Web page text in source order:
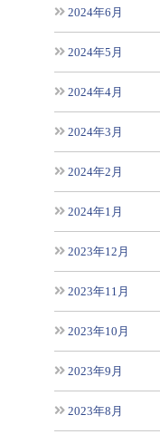
2024年6月
2024年5月
2024年4月
2024年3月
2024年2月
2024年1月
2023年12月
2023年11月
2023年10月
2023年9月
2023年8月